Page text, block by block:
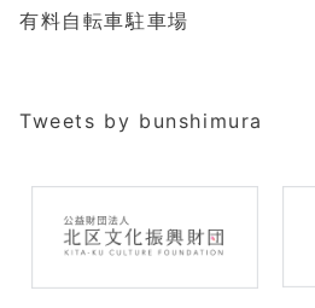
有料自転車駐車場
Tweets by bunshimura